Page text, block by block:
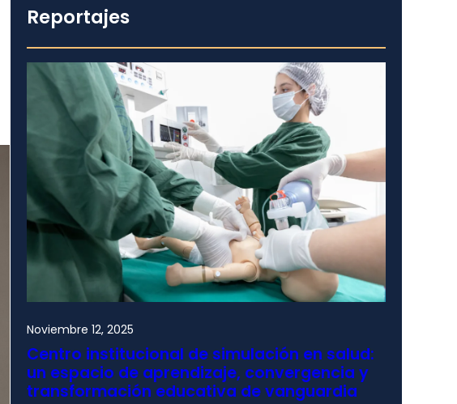
Reportajes
Noviembre 12, 2025
Centro institucional de simulación en salud:
un espacio de aprendizaje, convergencia y
transformación educativa de vanguardia